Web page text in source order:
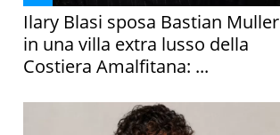
Ilary Blasi sposa Bastian Muller
in una villa extra lusso della
Costiera Amalfitana: ...